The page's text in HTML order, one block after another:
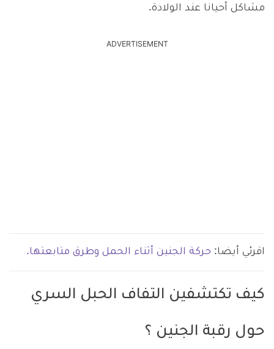
مشاكل أحيانا عند الولادة.
ADVERTISEMENT
اقرئي أيضا: حركة الجنين أثناء الحمل وطرق متابعتها.
كيف تكتشفين التفاف الحبل السري
حول رقبة الجنين ؟